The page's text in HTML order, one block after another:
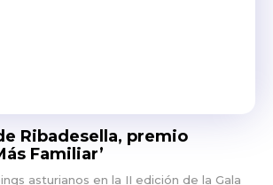
Ribadesella, premio
Familiar’
asturianos en la II edición de la Gala